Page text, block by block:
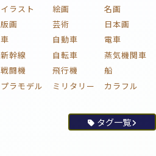
イラスト 絵画
名画
版画 芸術
日本画
車 自動車
電車
新幹線 自転車
蒸気機関車
戦闘機 飛行機
船
プラモデル ミリタリー
カラフル
タグ一覧